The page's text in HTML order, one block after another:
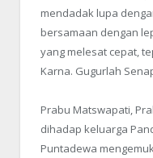
mendadak lupa
bersamaan dengan
yang melesat cepat,
Karna. Gugurlah
Prabu Matswapati,
dihadap keluarga
Puntadewa